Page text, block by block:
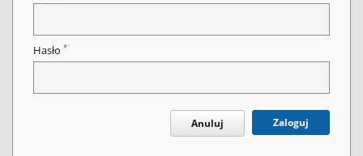
Hasło *
Anuluj Zaloguj